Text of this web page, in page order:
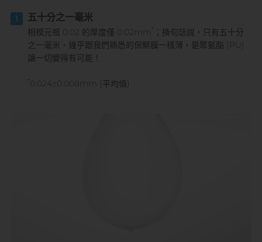
1 五十分之一毫米
相模元祖 0.02 的厚度僅 0.02mm
；換句話說，只有五十分
之一毫米，幾乎跟我們熟悉的保鮮膜一樣薄，是聚氨酯 (PU)
讓一切變得有可能！
0.024±0.008mm (平均值)